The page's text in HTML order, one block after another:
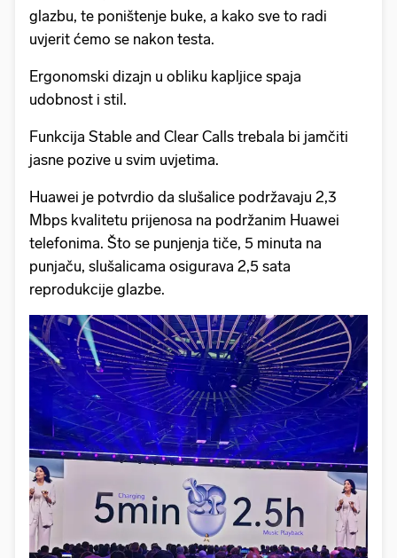
glazbu, te poništenje buke, a kako sve to radi
uvjerit ćemo se nakon testa.
Ergonomski dizajn u obliku kapljice spaja
udobnost i stil.
Funkcija Stable and Clear Calls trebala bi jamčiti
jasne pozive u svim uvjetima.
Huawei je potvrdio da slušalice podržavaju 2,3
Mbps kvalitetu prijenosa na podržanim Huawei
telefonima. Što se punjenja tiče, 5 minuta na
punjaču, slušalicama osigurava 2,5 sata
reprodukcije glazbe.